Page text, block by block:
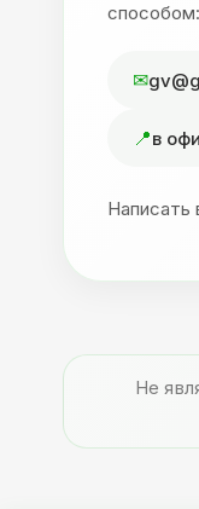
способом:
в
Написать
Не